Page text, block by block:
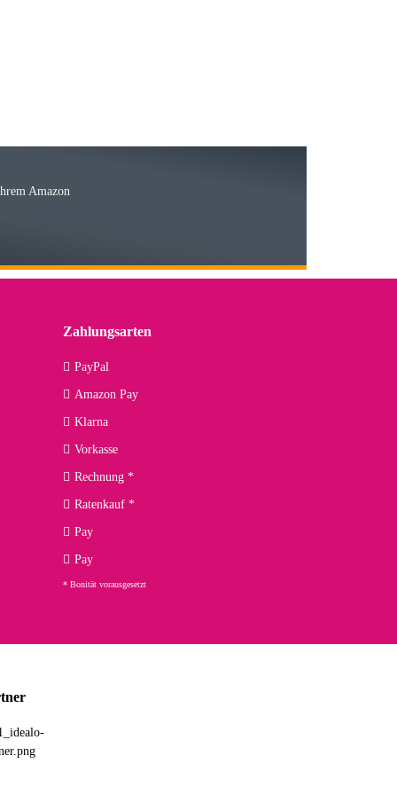
kommenden Jahren herausstellen. Spannend wird es falls
Amazon
Zahlungsarten
PayPal
Amazon Pay
Klarna
Vorkasse
Rechnung *
Ratenkauf *
Pay
Pay
* Bonität vorausgesetzt